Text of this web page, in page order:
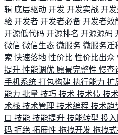
辑 底层驱动 开发 开发实战 开
验 开发者 开发者必备 开发者效
开源低代码 开源排名 开源源码
微信 微信生态 微服务 微服务迁
索 快速落地 性价比 性价比出众
提升 性能调优 愿景完整性 慢查
手机系统 打包构建 执行能力 扩
能力 批量 技巧 技术 技术债 技
术栈 技术管理 技术编程 技术趋
口 技能 技能提升 技能转型 投
码 拒绝 拓展性 拖拽开发 拖拽